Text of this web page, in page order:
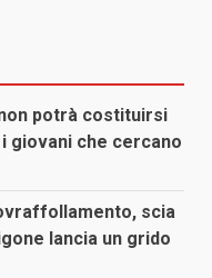
potrà costituirsi
giovani che cercano
scia
lancia un grido